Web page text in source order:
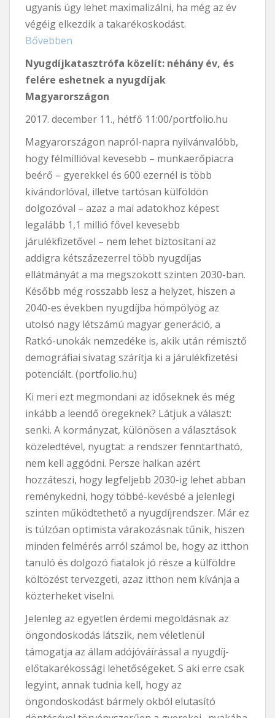
ugyanis úgy lehet maximalizálni, ha még az év
végéig elkezdik a takarékoskodást.
Bővebben
Nyugdíjkatasztrófa közelít: néhány év, és
felére eshetnek a nyugdíjak
Magyarországon
2017. december 11., hétfő 11:00/portfolio.hu
Magyarországon napról-napra nyilvánvalóbb,
hogy félmillióval kevesebb – munkaerőpiacra
beérő – gyerekkel és 600 ezernél is több
kivándorlóval, illetve tartósan külföldön
dolgozóval – azaz a mai adatokhoz képest
legalább 1,1 millió fővel kevesebb
járulékfizetővel – nem lehet biztosítani az
addigra kétszázezerrel több nyugdíjas
ellátmányát a ma megszokott szinten 2030-ban.
Később még rosszabb lesz a helyzet, hiszen a
2040-es években nyugdíjba hömpölyög az
utolsó nagy létszámú magyar generáció, a
Ratkó-unokák nemzedéke is, akik után rémisztő
demográfiai sivatag szárítja ki a járulékfizetési
potenciált. (portfolio.hu)
Ki meri ezt megmondani az időseknek és még
inkább a leendő öregeknek? Látjuk a választ:
senki. A kormányzat, különösen a választások
közeledtével, nyugtat: a rendszer fenntartható,
nem kell aggódni. Persze halkan azért
hozzáteszi, hogy legfeljebb 2030-ig lehet abban
reménykedni, hogy többé-kevésbé a jelenlegi
szinten működtethető a nyugdíjrendszer. Már ez
is túlzóan optimista várakozásnak tűnik, hiszen
minden felmérés arról számol be, hogy az itthon
tanuló és dolgozó fiatalok jó része a külföldre
költözést tervezgeti, azaz itthon nem kívánja a
közterheket viselni.
Jelenleg az egyetlen érdemi megoldásnak az
öngondoskodás látszik, nem véletlenül
támogatja az állam adójóváírással a nyugdíj-
előtakarékossági lehetőségeket. S aki erre csak
legyint, annak tudnia kell, hogy az
öngondoskodást bármely okból elutasító